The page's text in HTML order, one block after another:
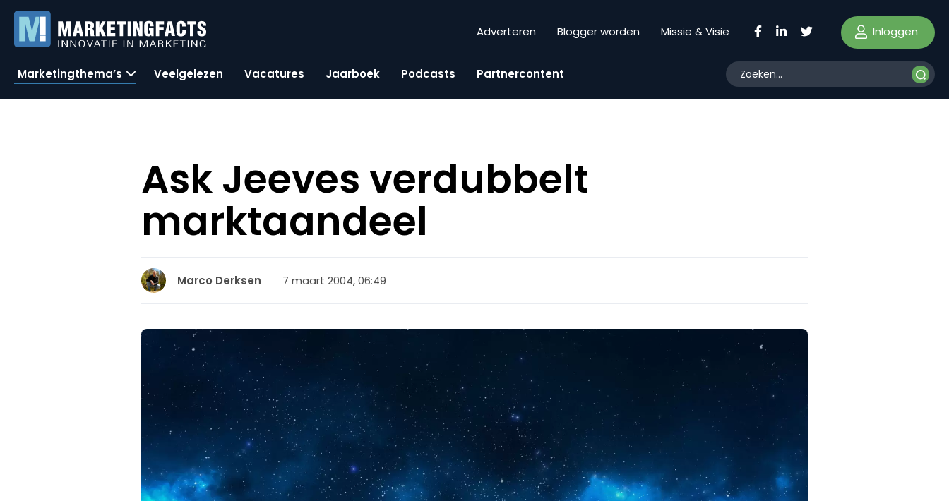
Adverteren Blogger worden Missie & Visie Inloggen
Marketingthema’s Veelgelezen Vacatures Jaarboek Podcasts Partnercontent
Ask Jeeves verdubbelt
marktaandeel
Marco Derksen 7 maart 2004, 06:49